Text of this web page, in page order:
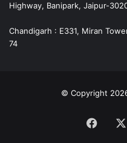
Highway, Banipark, Jaipur-
Chandigarh : E331, Miran
74
© Copyright